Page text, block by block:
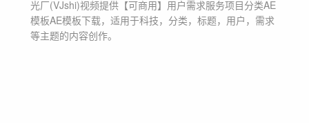
光厂(VJshi)视频提供 【可商用】用户需求服务项目分类AE
模板AE模板下载，适用于科技，分类，标题，用户，需求
等主题的内容创作。